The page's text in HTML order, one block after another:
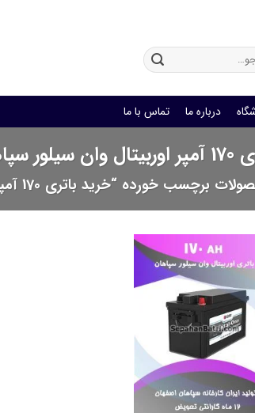
درباره ما تماس با ما
برچسب خورده “خرید باتری 170 آمپر اوربیتال وان سیلور سپاهان”